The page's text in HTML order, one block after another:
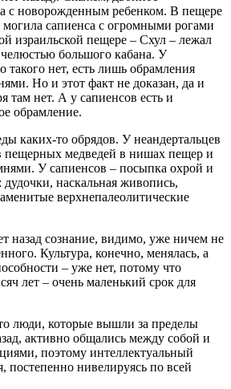
с новорожденным ребенком. В пещере
могила сапиенса с огромными рогами
израильской пещере – Схул – лежал
большого кабана. У
такого нет, есть лишь обрамления
Но и этот факт не доказан, да и
там нет. А у сапиенсов есть и
обрамление.
каких-то обрядов. У неандертальцев
пещерных медведей в нишах пещер и
У сапиенсов – посыпка охрой и
наскальная живопись,
верхнепалеолитические
назад сознание, видимо, уже ничем не
Культура, конечно, менялась, а
– уже нет, потому что
лет – очень маленький срок для
люди, которые вышли за пределы
активно общались между собой и
поэтому интеллектуальный
постепенно нивелируясь по всей